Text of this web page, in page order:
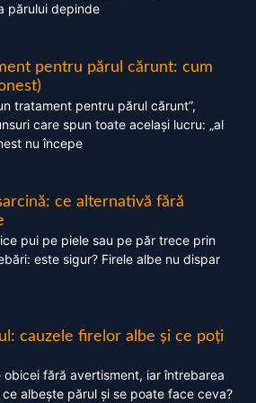
părului depinde
pentru părul cărunt: cum
tratament pentru părul cărunt”,
care spun toate același lucru: „al
nu începe
ce alternativă fără
pui pe piele sau pe păr trece prin
este sigur? Firele albe nu dispar
cauzele firelor albe și ce poți
fără avertisment, iar întrebarea
albește părul și se poate face ceva?